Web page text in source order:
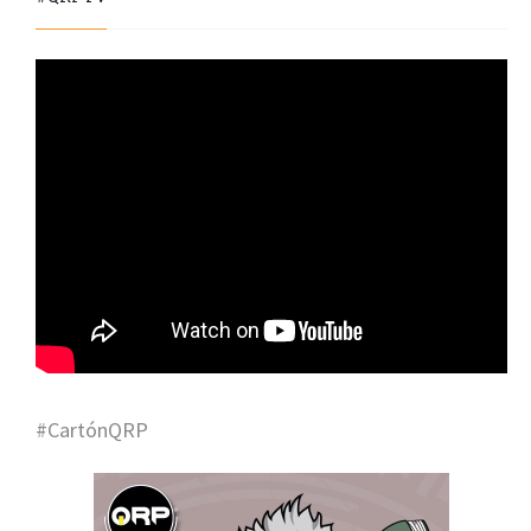
#CartónQRP